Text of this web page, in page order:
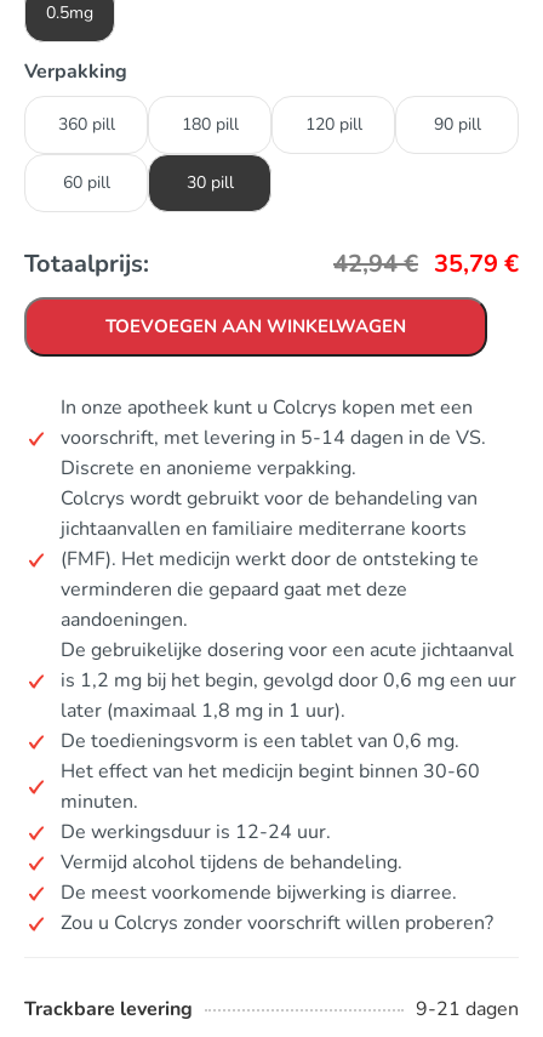
0.5mg
Verpakking
360 pill 180 pill 120 pill 90 pill
60 pill 30 pill
Totaalprijs: 42,94€ 35,79 €
TOEVOEGEN AAN WINKELWAGEN
In onze apotheek kunt u Colcrys kopen met een
voorschrift, met levering in 5-14 dagen in de VS.
Discrete en anonieme verpakking.
Colcrys wordt gebruikt voor de behandeling van
jichtaanvallen en familiaire mediterrane koorts
(FMF). Het medicijn werkt door de ontsteking te
verminderen die gepaard gaat met deze
aandoeningen.
De gebruikelijke dosering voor een acute jichtaanval
is 1,2 mg bij het begin, gevolgd door 0,6 mg een uur
later (maximaal 1,8 mg in 1 uur).
De toedieningsvorm is een tablet van 0,6 mg.
Het effect van het medicijn begint binnen 30-60
minuten.
De werkingsduur is 12-24 uur.
Vermijd alcohol tijdens de behandeling.
De meest voorkomende bijwerking is diarree.
Zou u Colcrys zonder voorschrift willen proberen?
Trackbare levering 9-21 dagen